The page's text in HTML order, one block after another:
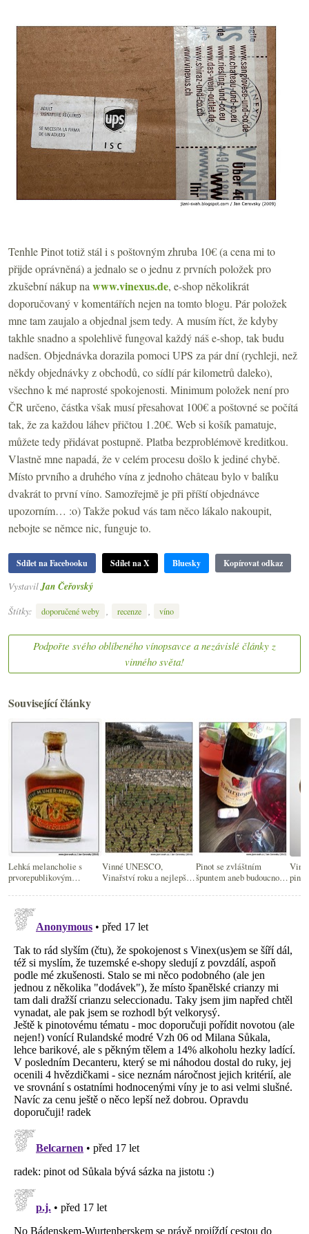
Tenhle Pinot totiž stál i s poštovným zhruba 10€ (a cena mi to
přijde oprávněná) a jednalo se o jednu z prvních položek pro
zkušební nákup na www.vinexus.de, e-shop několikrát
doporučovaný v komentářích nejen na tomto blogu. Pár položek
mne tam zaujalo a objednal jsem tedy. A musím říct, že kdyby
takhle snadno a spolehlivě fungoval každý náš e-shop, tak budu
nadšen. Objednávka dorazila pomoci UPS za pár dní (rychleji, než
někdy objednávky z obchodů, co sídlí pár kilometrů daleko),
všechno k mé naprosté spokojenosti. Minimum položek není pro
ČR určeno, částka však musí přesahovat 100€ a poštovné se počítá
tak, že za každou láhev přičtou 1.20€. Web si košík pamatuje,
můžete tedy přidávat postupně. Platba bezproblémově kreditkou.
Vlastně mne napadá, že v celém procesu došlo k jediné chybě.
Místo prvního a druhého vína z jednoho château bylo v balíku
dvakrát to první víno. Samozřejmě je při příští objednávce
upozorním… :o) Takže pokud vás tam něco lákalo nakoupit,
nebojte se němce nic, funguje to.
Sdílet na Facebooku Sdílet na X Bluesky Kopírovat odkaz
Vystavil Jan Čeřovský
Štítky:
doporučené weby , recenze , víno
Podpořte svého oblíbeného vínopsavce a nezávislé články z
vinného světa!
Související články
Lehká melancholie s
prvorepublikovým
Vinné UNESCO,
Vinařství roku a nejlepší
vtipně
Pinot se zvláštním
špuntem aneb budoucnost